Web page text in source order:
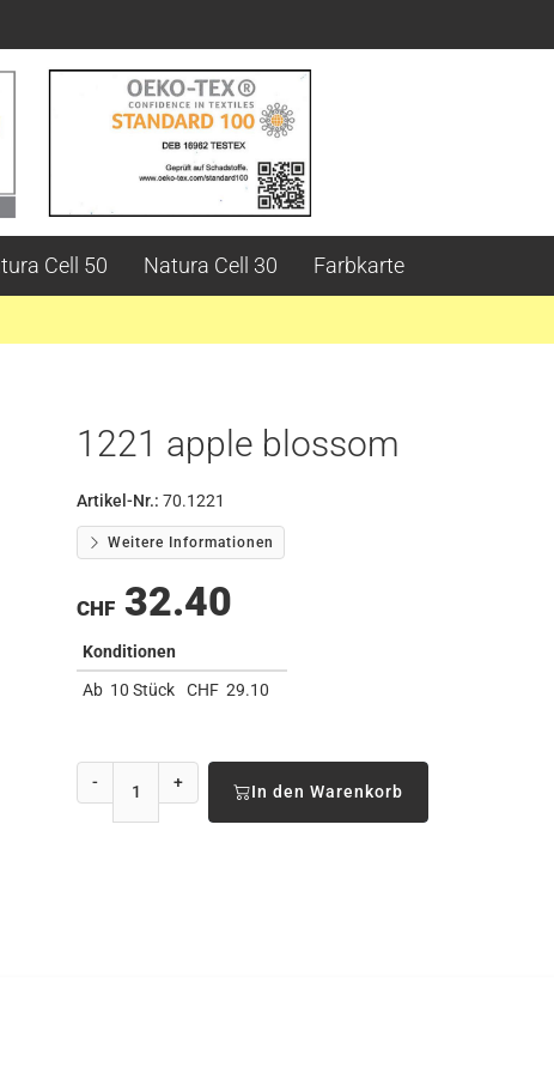
Cell 50 Natura Cell 30 Farbkarte
1221 apple blossom
Artikel-Nr.: 70.1221
Weitere Informationen
CHF 32.40
Konditionen
Ab 10 Stück CHF 29.10
- + In den Warenkorb